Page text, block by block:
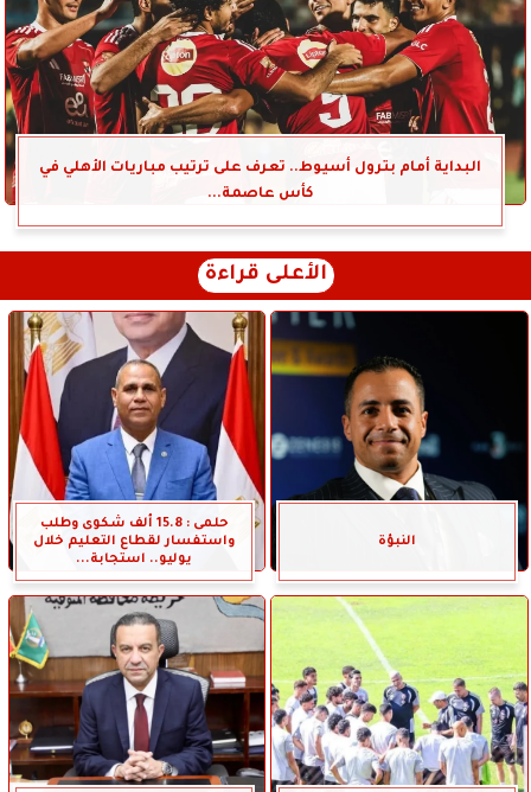
البداية أمام بترول أسيوط.. تعرف على ترتيب مباريات الأهلي في
كأس عاصمة...
الأعلى قراءة
النبؤة
حلمى : 15.8 ألف شكوى وطلب
واستفسار لقطاع التعليم خلال
يوليو.. استجابة...